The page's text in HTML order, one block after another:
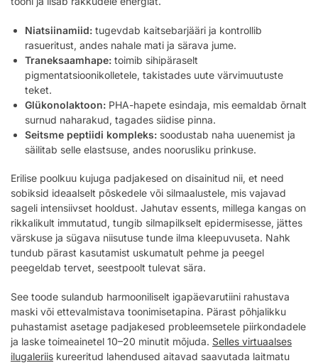
Niatsiinamiid: tugevdab kaitsebarjääri ja kontrollib
rasueritust, andes nahale mati ja särava jume.
Traneksaamhape: toimib sihipäraselt
pigmentatsioonikolletele, takistades uute värvimuutuste
teket.
Glükonolaktoon: PHA-hapete esindaja, mis eemaldab õrnalt
surnud naharakud, tagades siidise pinna.
Seitsme peptiidi kompleks: soodustab naha uuenemist ja
säilitab selle elastsuse, andes noorusliku prinkuse.
Erilise poolkuu kujuga padjakesed on disainitud nii, et need
sobiksid ideaalselt põskedele või silmaalustele, mis vajavad
sageli intensiivset hooldust. Jahutav essents, millega kangas on
rikkalikult immutatud, tungib silmapilkselt epidermisesse, jättes
värskuse ja sügava niisutuse tunde ilma kleepuvuseta. Nahk
tundub pärast kasutamist uskumatult pehme ja peegel
peegeldab tervet, seestpoolt tulevat sära.
See toode sulandub harmooniliselt igapäevarutiini rahustava
maski või ettevalmistava toonimisetapina. Pärast põhjalikku
puhastamist asetage padjakesed probleemsetele piirkondadele
ja laske toimeainetel 10–20 minutit mõjuda. Selles virtuaalses
ilugaleriis kureeritud lahendused aitavad saavutada laitmatu